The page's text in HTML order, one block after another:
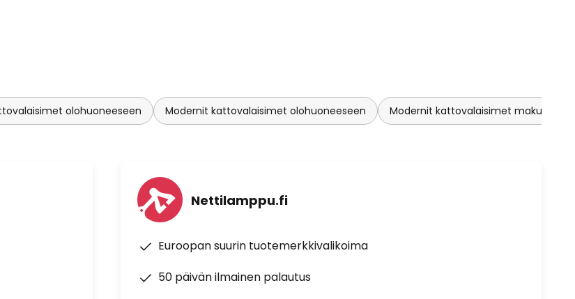
olohuoneeseen Modernit kattovalaisimet olohuoneeseen Modernit kattovalaisimet
Nettilamppu.fi
Euroopan suurin tuotemerkkivalikoima
50 päivän ilmainen palautus